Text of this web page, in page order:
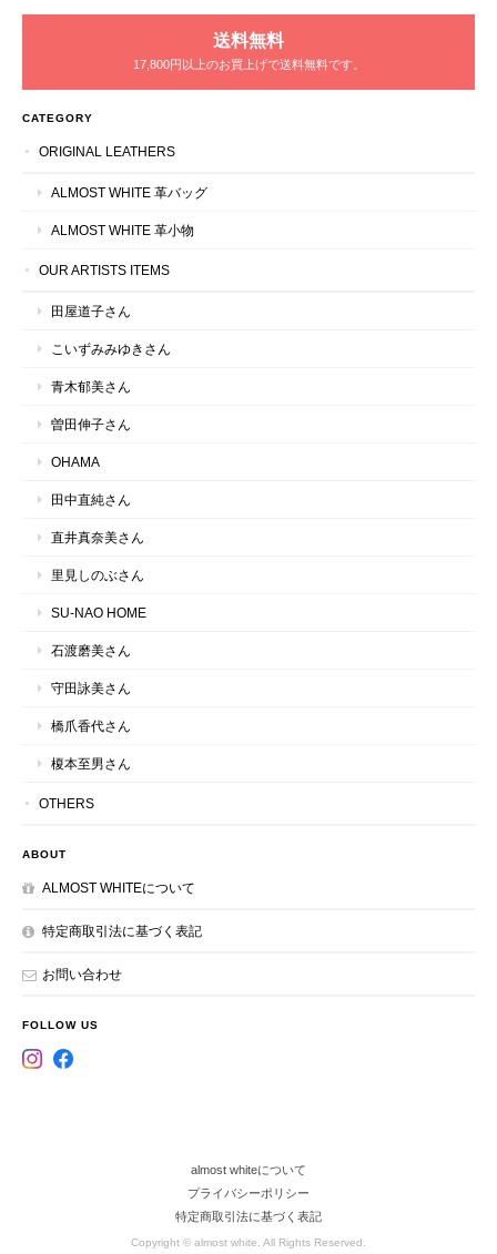
送料無料
17,800円以上のお買上げで送料無料です。
CATEGORY
ORIGINAL LEATHERS
ALMOST WHITE 革バッグ
ALMOST WHITE 革小物
OUR ARTISTS ITEMS
田屋道子さん
こいずみみゆきさん
青木郁美さん
曽田伸子さん
OHAMA
田中直純さん
直井真奈美さん
里見しのぶさん
SU-NAO HOME
石渡磨美さん
守田詠美さん
橋爪香代さん
榎本至男さん
OTHERS
ABOUT
ALMOST WHITEについて
特定商取引法に基づく表記
お問い合わせ
FOLLOW US
almost whiteについて
プライバシーポリシー
特定商取引法に基づく表記
Copyright © almost white. All Rights Reserved.